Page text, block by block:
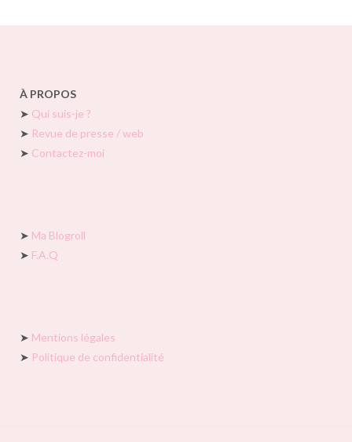
À PROPOS
➤ Qui suis-je ?
➤ Revue de presse / web
➤ Contactez-moi
➤ Ma Blogroll
➤ F.A.Q
➤ Mentions légales
➤ Politique de confidentialité